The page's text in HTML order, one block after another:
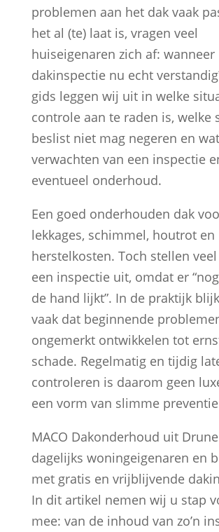
problemen aan het dak vaak
het al (te) laat is, vragen veel
huiseigenaren zich af: wanneer
dakinspectie nu echt
gids leggen wij uit in welke
controle aan te raden is, welke
beslist niet mag negeren en
verwachten van een inspectie
eventueel onderhoud.
Een goed onderhouden dak
lekkages, schimmel, houtrot en
herstelkosten. Toch stellen
een inspectie uit, omdat er
de hand lijkt”. In de praktijk
vaak dat beginnende
ongemerkt ontwikkelen tot
schade. Regelmatig en tijdig
controleren is daarom geen
een vorm van slimme
MACO Dakonderhoud uit
dagelijks woningeigenaren en
met gratis en vrijblijvende
In dit artikel nemen wij u stap
mee: van de inhoud van zo’n